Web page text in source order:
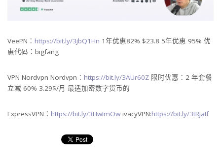
VeePN： https://bit.ly/3jbQ1Hn 1年优惠82% $23.8 5年优惠 95% 优
惠代码：bigfang
VPN Nordvpn Nordvpn： https://bit.ly/3AUr60Z 限时优惠：2 年套餐
立减 60% 3.29$/月 最适加密数字货币的
ExpressVPN： https://bit.ly/3HwImOw ivacyVPN:https://bit.ly/3tRJaIf